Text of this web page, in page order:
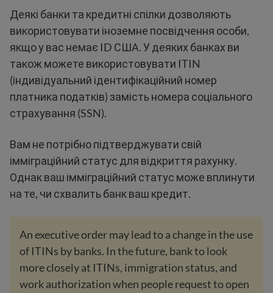
Деякі банки та кредитні спілки дозволяють
використовувати іноземне посвідчення особи,
якщо у вас немає ID США. У деяких банках ви
також можете використовувати ITIN
(індивідуальний ідентифікаційний номер
платника податків) замість номера соціального
страхування (SSN).
Вам не потрібно підтверджувати свій
імміграційний статус для відкриття рахунку.
Однак ваш імміграційний статус може вплинути
на те, чи схвалить банк ваш кредит.
An executive order may lead to a change in the use
of ITINs by banks. In the future, bank to look
more closely at ITINs, immigration status, and
work authorization when people request to open